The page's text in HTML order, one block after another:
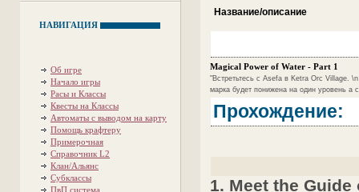
НАВИГАЦИЯ
Об игре
Начало игры
Расы и Классы
Квесты на Классы
Автоматы с выводом на карту
Помощь крафтеру
Примерочная
Справочник L2
Клан/Альянс
Субклассы
ПвП система
Название/описание
Magical Power of Water - Part 1
"Встретьтесь c Asefa в Ketra Orc Village.
марка будет понижена на один уровень а
Прохождение:
1. Meet the